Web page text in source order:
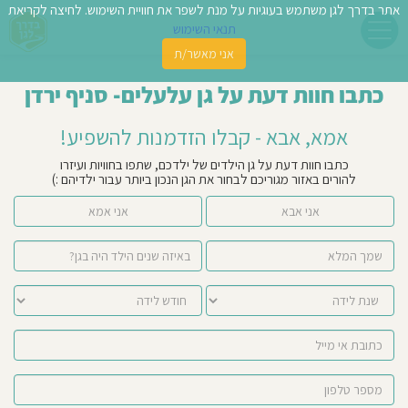
כתבו חוות דעת על גן עלעלים- סניף ירדן
אמא, אבא - קבלו הזדמנות להשפיע!
כתבו חוות דעת על גן הילדים של ילדכם, שתפו בחוויות ועיזרו
להורים באזור מגוריכם לבחור את הגן הנכון ביותר עבור ילדיהם :)
אני אמא אני אבא
אתר בדרך לגן משתמש בעוגיות על מנת לשפר את חוויית השימוש. לחיצה לקריאת
תנאי השימוש
אני מאשר/ת